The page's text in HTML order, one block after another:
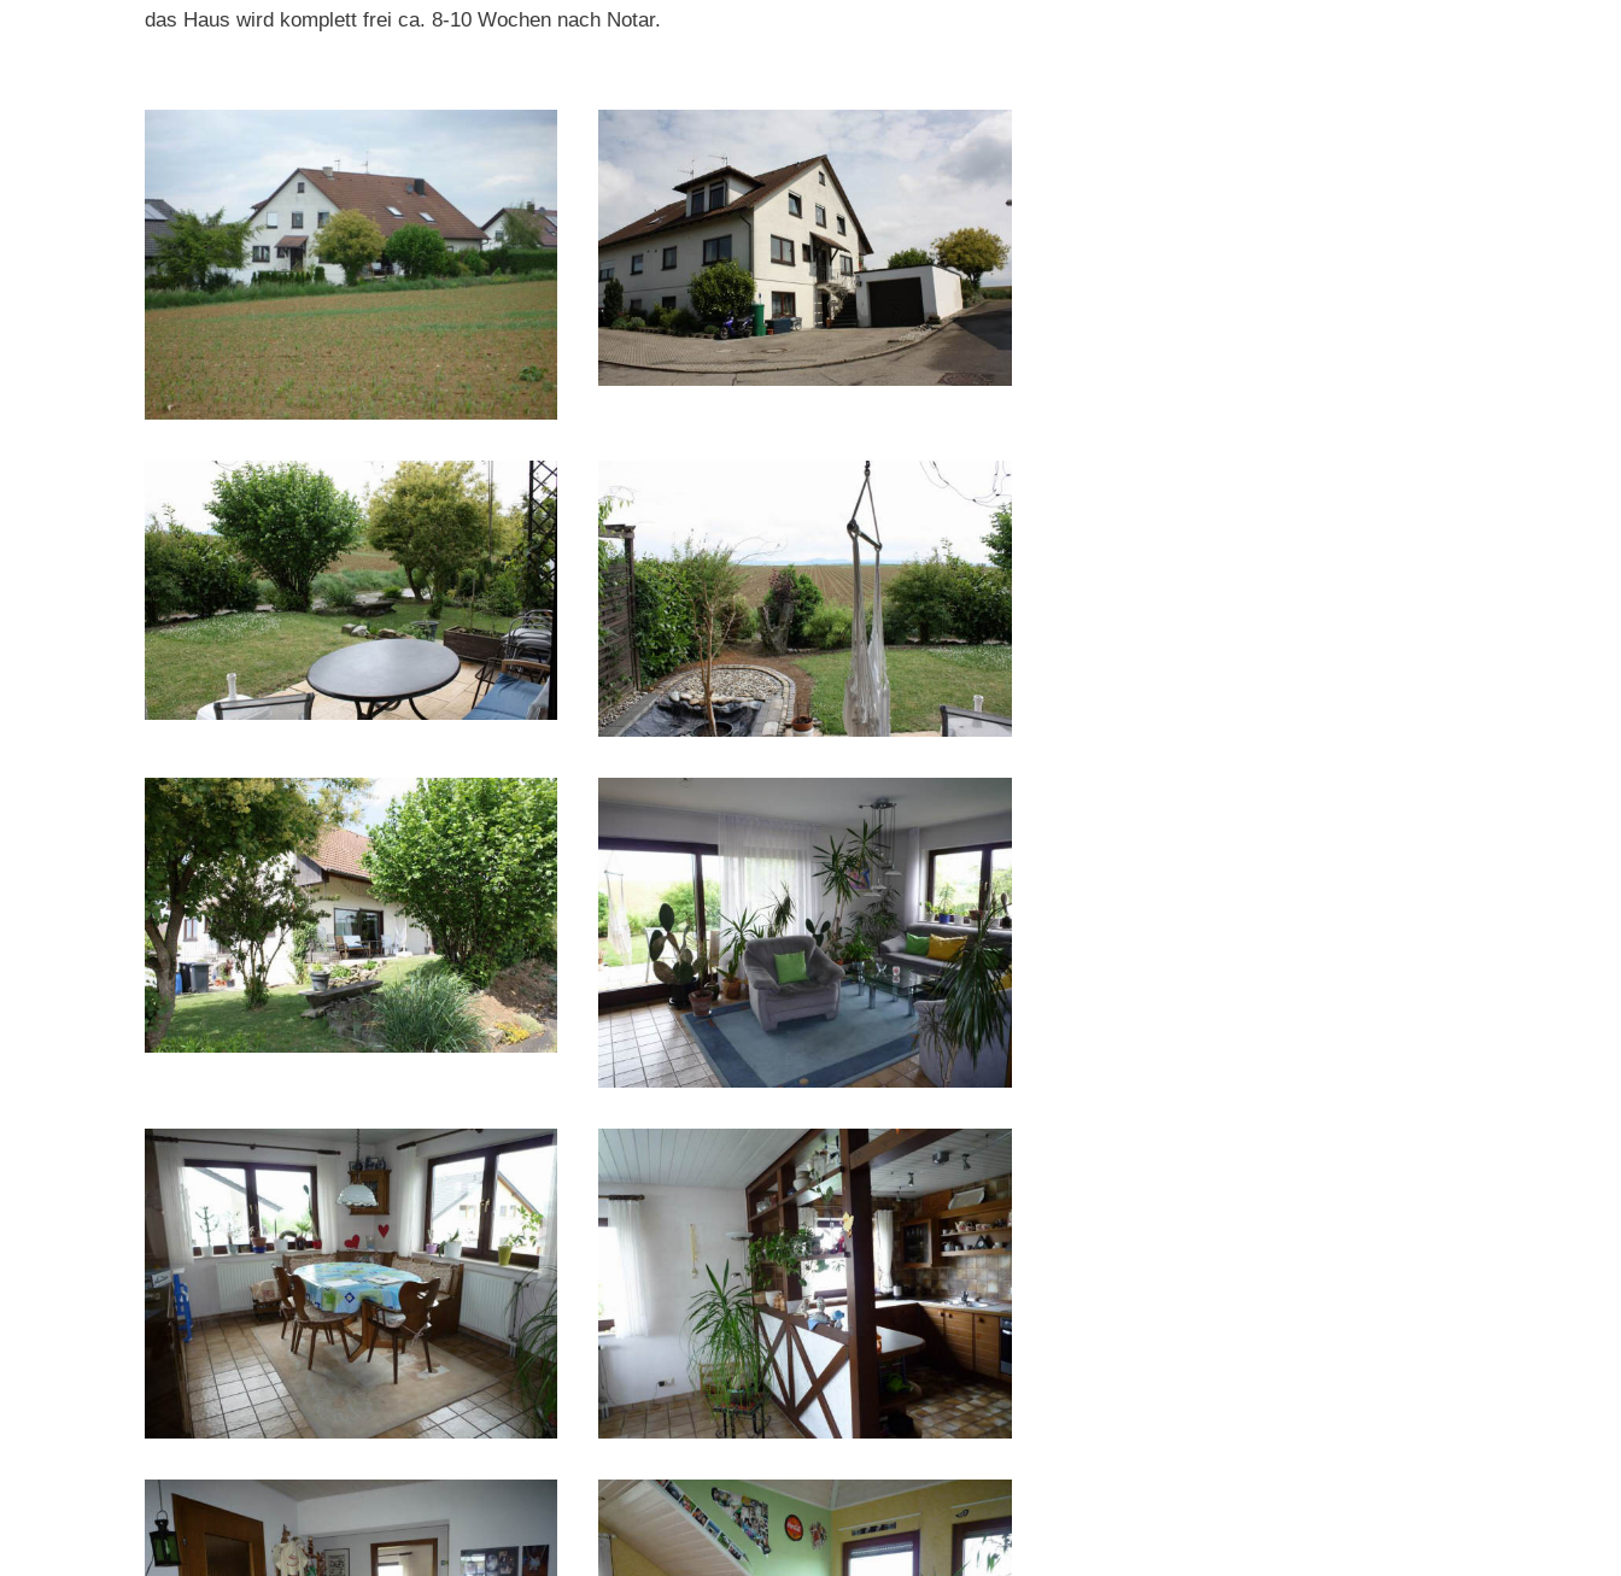
das Haus wird komplett frei ca. 8-10 Wochen nach Notar.